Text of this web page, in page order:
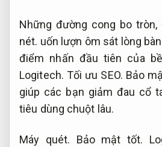
Những đường cong bo tròn,
nét. uốn lượn ôm sát lòng
điểm nhấn đầu tiên của
Logitech. Tối ưu SEO. Bảo
giúp các bạn giảm đau cổ
tiêu dùng chuột lâu.
Máy quét. Bảo mật tốt.